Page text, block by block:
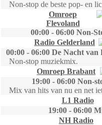
Non-stop de beste pop- en
Omroep
Flevoland
00:00 - 06:00 Non-
Radio Gelderland
00:00 - 06:00 De Nacht
Non-stop muziekmix.
Omroep Brabant
19:00 - 06:00 Non-
Mix van hits van nu en net
L1 Radio
19:00 - 06:00
NH Radio